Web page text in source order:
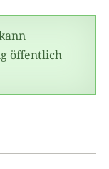
öffentlich